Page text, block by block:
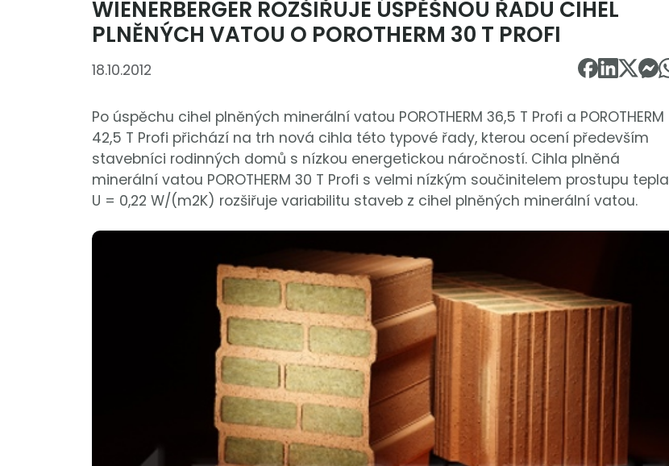
WIENERBERGER ROZŠIŘUJE ÚSPĚŠNOU ŘADU CIHEL
PLNĚNÝCH VATOU O POROTHERM 30 T PROFI
18.10.2012
Po úspěchu cihel plněných minerální vatou POROTHERM 36,5 T Profi a POROTHERM
42,5 T Profi přichází na trh nová cihla této typové řady, kterou ocení především
stavebníci rodinných domů s nízkou energetickou náročností. Cihla plněná
minerální vatou POROTHERM 30 T Profi s velmi nízkým součinitelem prostupu tepla
U = 0,22 W/(m2K) rozšiřuje variabilitu staveb z cihel plněných minerální vatou.